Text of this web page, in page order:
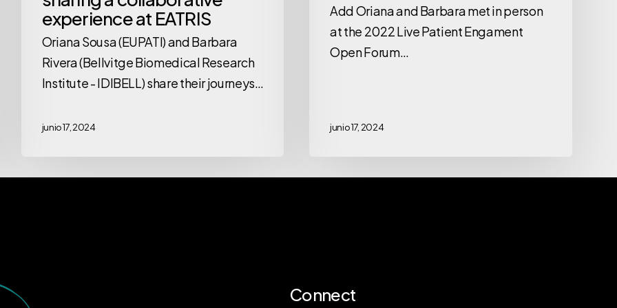
experience at EATRIS
Oriana Sousa (EUPATI) and Barbara
Rivera (Bellvitge Biomedical Research
Institute - IDIBELL) share their journeys…
junio 17, 2024
Add Oriana and Barbara met in person
at the 2022 Live Patient Engament
Open Forum…
junio 17, 2024
Connect